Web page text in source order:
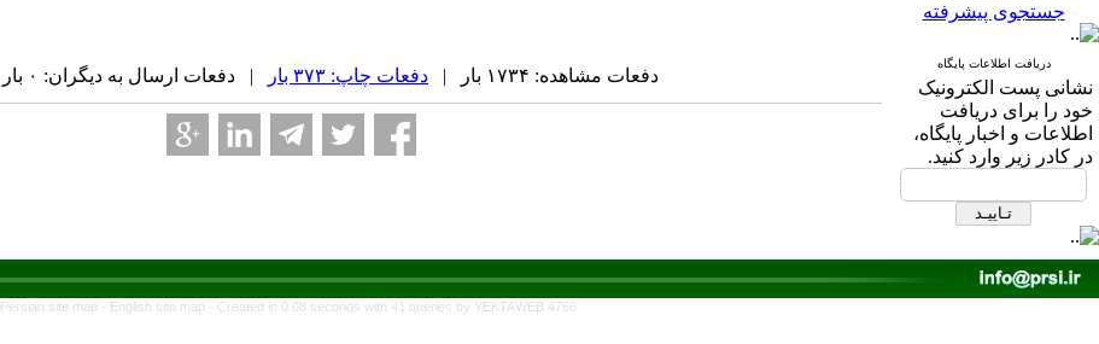
جستجوی پیشرفته
دریافت اطلاعات پایگاه
نشانی پست الکترونیک
خود را برای دریافت
اطلاعات و اخبار پایگاه،
در کادر زیر وارد کنید.
دفعات مشاهده: ۱۷۳۴ بار | دفعات چاپ: ۳۷۳ بار | دفعات ارسال به دیگران: ۰ بار |
Persian site map - English site map - Created in 0.08 seconds with 41 queries by YEKTAWEB 4766